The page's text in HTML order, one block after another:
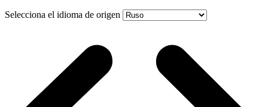
Selecciona el idioma de origen